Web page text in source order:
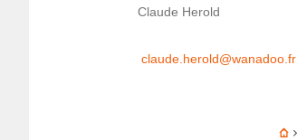
Claude Herold
claude.herold@­wa­na­doo.fr